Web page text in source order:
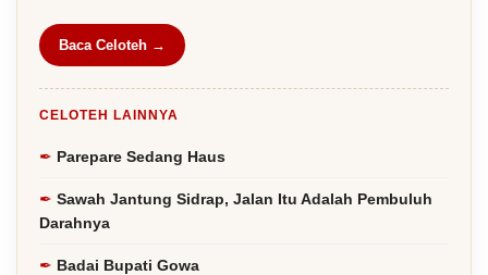
Baca Celoteh →
CELOTEH LAINNYA
Parepare Sedang Haus
Sawah Jantung Sidrap, Jalan Itu Adalah Pembuluh
Darahnya
Badai Bupati Gowa